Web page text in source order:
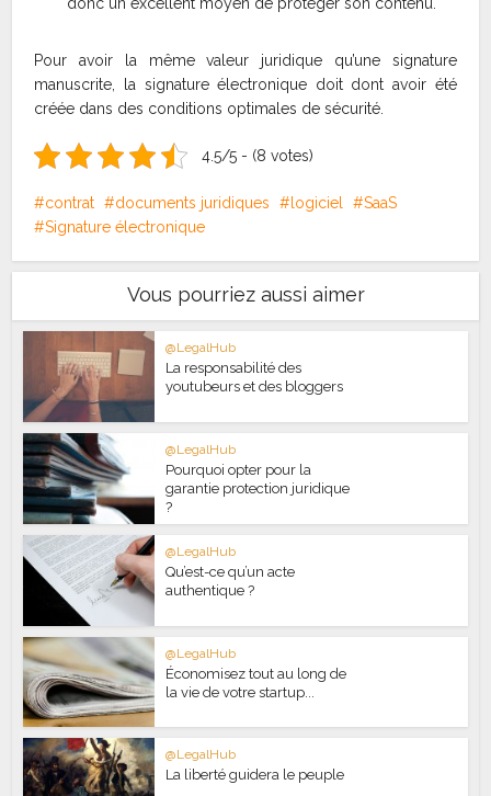
donc un excellent moyen de protéger son contenu.
Pour avoir la même valeur juridique qu’une signature
manuscrite, la signature électronique doit dont avoir été
créée dans des conditions optimales de sécurité.
4.5/5 - (8 votes)
contrat documents juridiques logiciel
SaaS
Signature électronique
Vous pourriez aussi aimer
@LegalHub
La responsabilité des
youtubeurs et des bloggers
@LegalHub
Pourquoi opter pour la
garantie protection juridique
?
@LegalHub
Qu’est-ce qu’un acte
authentique ?
@LegalHub
Économisez tout au long de
la vie de votre startup...
@LegalHub
La liberté guidera le peuple